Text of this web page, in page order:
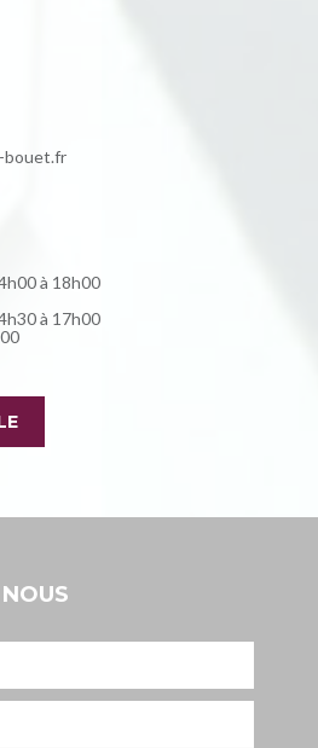
bouet.fr
à 18h00
à 17h00